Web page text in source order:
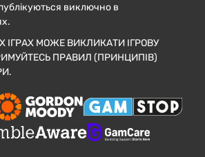
виключно в
ІГРАХ МОЖЕ ВИКЛИКАТИ ІГРОВУ
ПРАВИЛ (ПРИНЦИПІВ)